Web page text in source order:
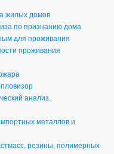
жилых домов
по признанию дома
для проживания
проживания
анализ.
металлов и
резины, полимерных